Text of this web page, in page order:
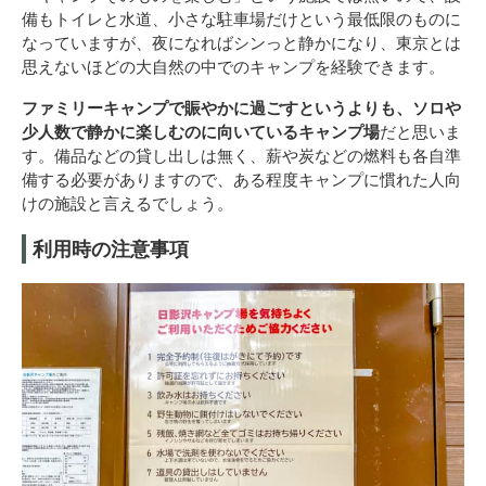
備もトイレと水道、小さな駐車場だけという最低限のものに
なっていますが、夜になればシンっと静かになり、東京とは
思えないほどの大自然の中でのキャンプを経験できます。
ファミリーキャンプで賑やかに過ごすというよりも、ソロや
少人数で静かに楽しむのに向いているキャンプ場だと思いま
す。備品などの貸し出しは無く、薪や炭などの燃料も各自準
備する必要がありますので、ある程度キャンプに慣れた人向
けの施設と言えるでしょう。
利用時の注意事項